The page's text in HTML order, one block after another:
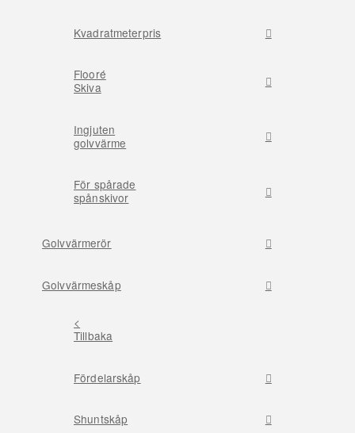
Kvadratmeterpris
Flooré
Skiva
Ingjuten
golvvärme
För spårade
spånskivor
Golvvärmerör
Golvvärmeskåp
<
Tillbaka
Fördelarskåp
Shuntskåp